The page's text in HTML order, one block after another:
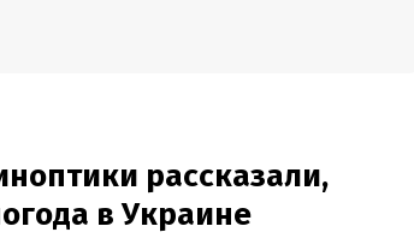
рассказали,
в Украине